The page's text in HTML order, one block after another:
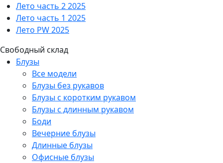
Лето часть 2 2025
Лето часть 1 2025
Лето PW 2025
Свободный склад
Блузы
Все модели
Блузы без рукавов
Блузы с коротким рукавом
Блузы с длинным рукавом
Боди
Вечерние блузы
Длинные блузы
Офисные блузы